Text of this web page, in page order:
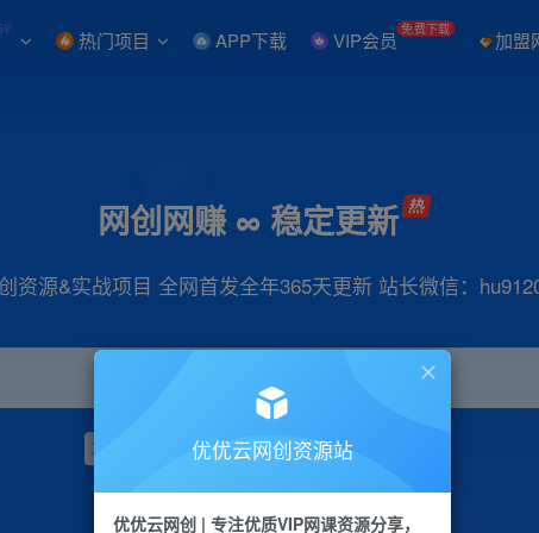
热门项目 APP下载 VIP会员 免费下载 加盟
网创网赚 ∞ 稳定更新
资源&实战项目 全网首发全年365天更新 站长微信：
项目 引流 小红书 短视频
优优云网创资源站
优优云网创 | 专注优质VIP网课资源分享，